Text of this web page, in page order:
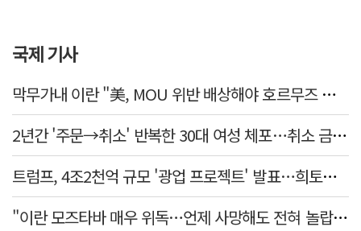
국제 기사
막무가내 이란 "美, MOU 위반 배상해야 호르무즈 재개방"
2년간 '주문→취소' 반복한 30대 여성 체포…취소 금액만 400억 원
트럼프, 4조2천억 규모 '광업 프로젝트' 발표…희토류 탈중국 속도
"이란 모즈타바 매우 위독…언제 사망해도 전혀 놀랍지 않아"